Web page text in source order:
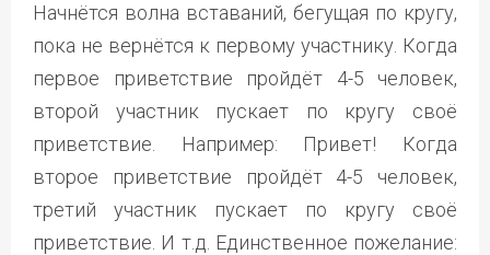
Начнётся волна вставаний, бегущая по кругу,
пока не вернётся к первому участнику. Когда
первое приветствие пройдёт 4-5 человек,
второй участник пускает по кругу своё
приветствие. Например: Привет! Когда
второе приветствие пройдёт 4-5 человек,
третий участник пускает по кругу своё
приветствие. И т.д. Единственное пожелание: